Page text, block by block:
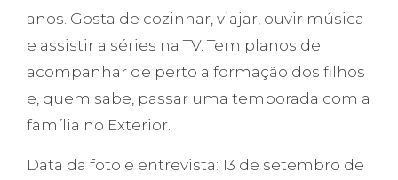
anos. Gosta de cozinhar, viajar, ouvir música
e assistir a séries na TV. Tem planos de
acompanhar de perto a formação dos filhos
e, quem sabe, passar uma temporada com a
família no Exterior.
Data da foto e entrevista: 13 de setembro de